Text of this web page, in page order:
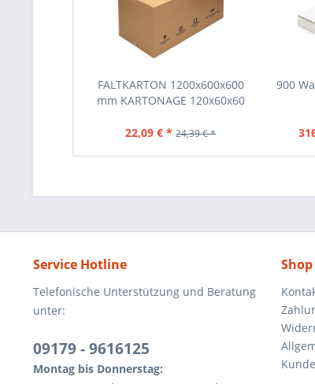
FALTKARTON 1200x600x600
mm KARTONAGE 120x60x60
22,09 € * 24,39 € *
900
Service Hotline
Telefonische Unterstützung und Beratung
unter:
09179 - 9616125
Montag bis Donnerstag: